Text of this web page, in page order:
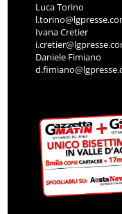
Luca Torino
Ivana Cretier
Daniele Fimiano